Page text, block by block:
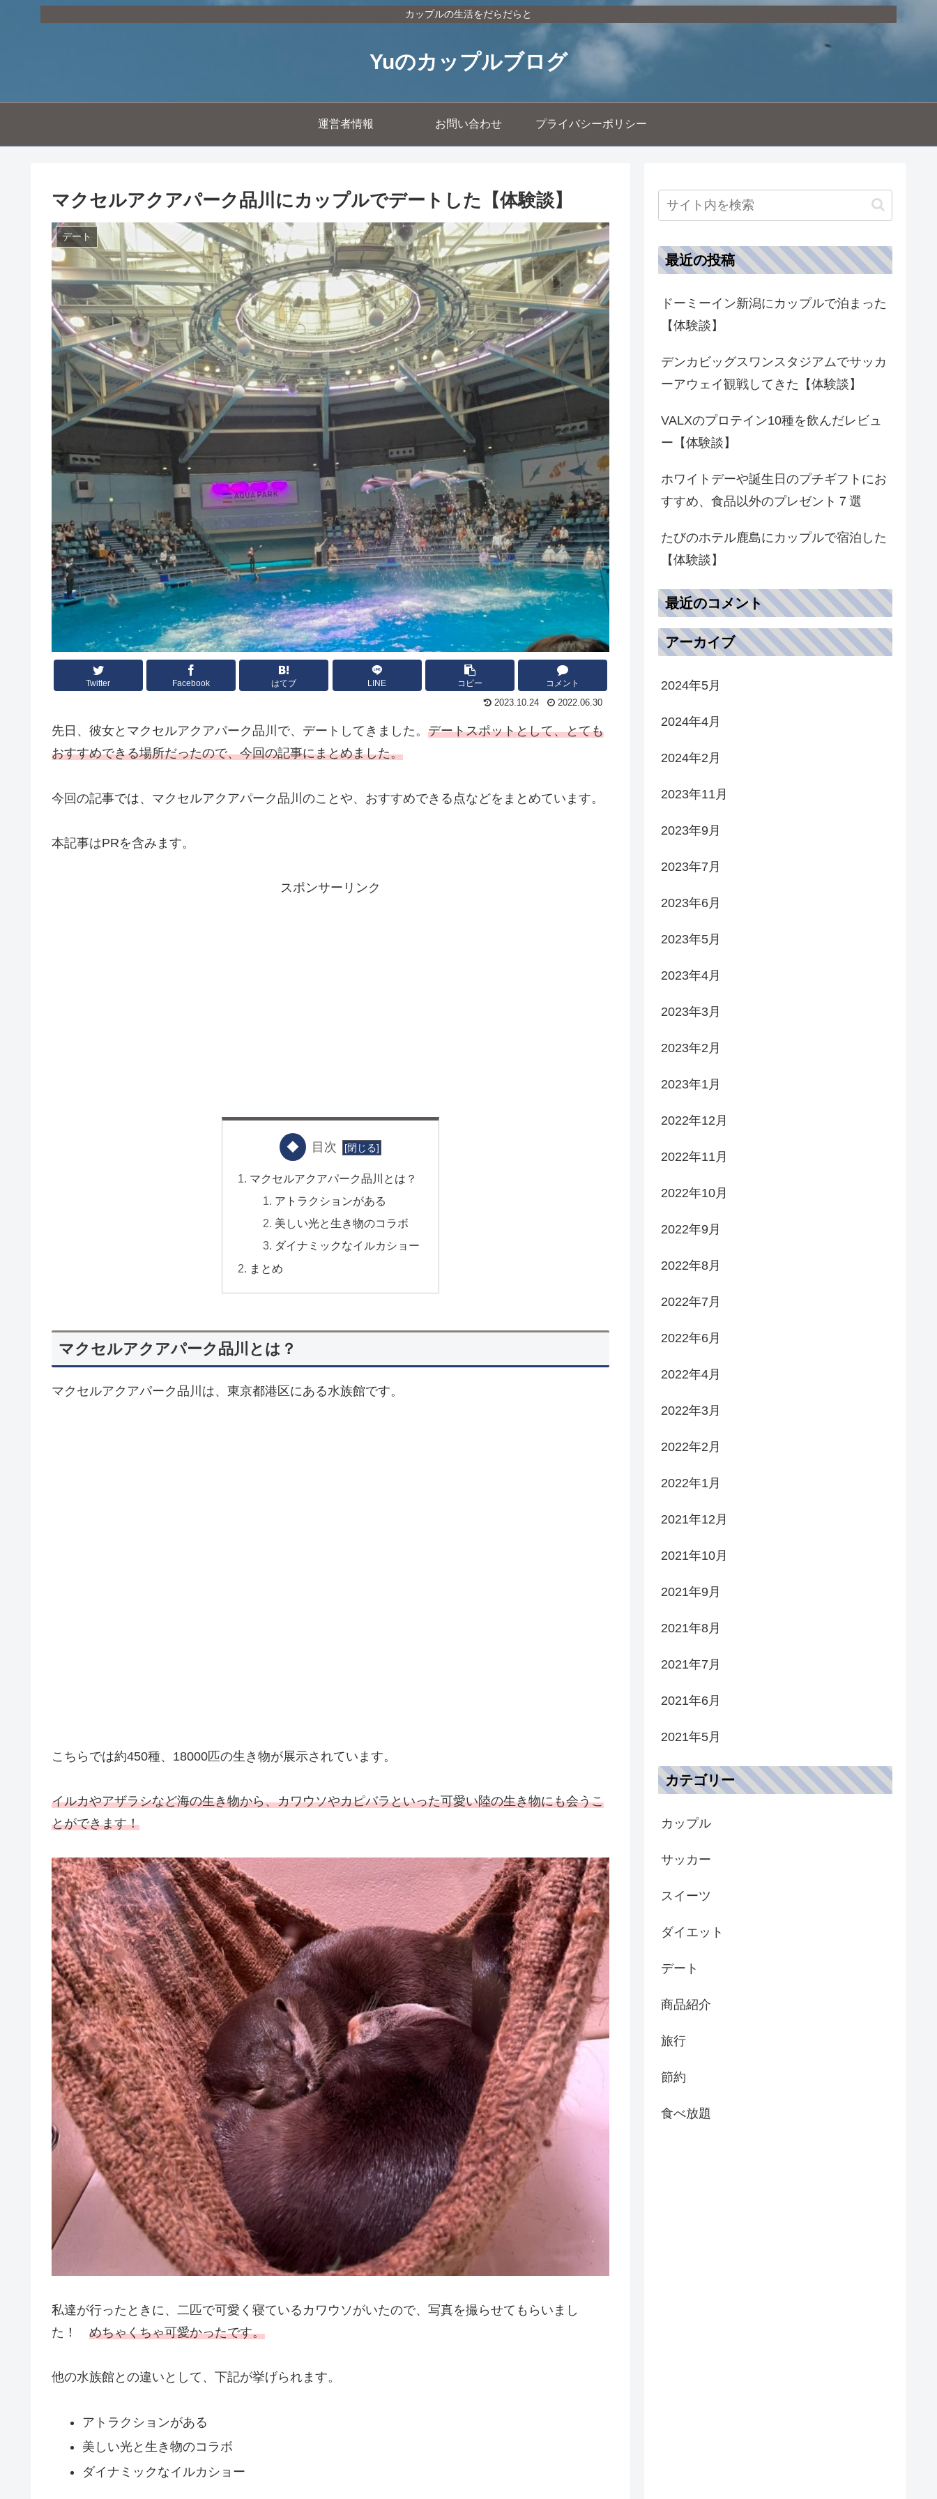
カップルの生活をだらだらと
Yuのカップルブログ
運営者情報 お問い合わせ プライバシーポリシー
マクセルアクアパーク品川にカップルでデートした【体験談】
デート
Twitter Facebook はてブ LINE コピー コメント
2023.10.24 2022.06.30
先日、彼女とマクセルアクアパーク品川で、デートしてきました。 デートスポットとして、とても
おすすめできる場所だったので、今回の記事にまとめました。
今回の記事では、マクセルアクアパーク品川のことや、おすすめできる点などをまとめています。
本記事はPRを含みます。
スポンサーリンク
目次
マクセルアクアパーク品川とは？
アトラクションがある
美しい光と生き物のコラボ
ダイナミックなイルカショー
まとめ
マクセルアクアパーク品川とは？
マクセルアクアパーク品川は、東京都港区にある水族館です。
こちらでは約450種、18000匹の生き物が展示されています。
イルカやアザラシなど海の生き物から、カワウソやカピバラといった可愛い陸の生き物にも会うこ
とができます！
私達が行ったときに、二匹で可愛く寝ているカワウソがいたので、写真を撮らせてもらいまし
た！ めちゃくちゃ可愛かったです。
他の水族館との違いとして、下記が挙げられます。
アトラクションがある
美しい光と生き物のコラボ
ダイナミックなイルカショー
最近の投稿
ドーミーイン新潟にカップルで泊まった
【体験談】
デンカビッグスワンスタジアムでサッカ
ーアウェイ観戦してきた【体験談】
VALXのプロテイン10種を飲んだレビュ
ー【体験談】
ホワイトデーや誕生日のプチギフトにお
すすめ、食品以外のプレゼント７選
たびのホテル鹿島にカップルで宿泊した
【体験談】
最近のコメント
アーカイブ
2024年5月
2024年4月
2024年2月
2023年11月
2023年9月
2023年7月
2023年6月
2023年5月
2023年4月
2023年3月
2023年2月
2023年1月
2022年12月
2022年11月
2022年10月
2022年9月
2022年8月
2022年7月
2022年6月
2022年4月
2022年3月
2022年2月
2022年1月
2021年12月
2021年10月
2021年9月
2021年8月
2021年7月
2021年6月
2021年5月
カテゴリー
カップル
サッカー
スイーツ
ダイエット
デート
商品紹介
旅行
節約
食べ放題